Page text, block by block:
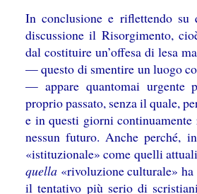
In conclusione e riflettendo
discussione il Risorgimento,
dal costituire un’offesa di lesa
— questo di smentire un luogo
— appare quantomai urgente
proprio passato, senza il quale,
e in questi giorni
nessun futuro. Anche perché,
«istituzionale» come quelli
quella «rivoluzione culturale» ha
il tentativo più serio di